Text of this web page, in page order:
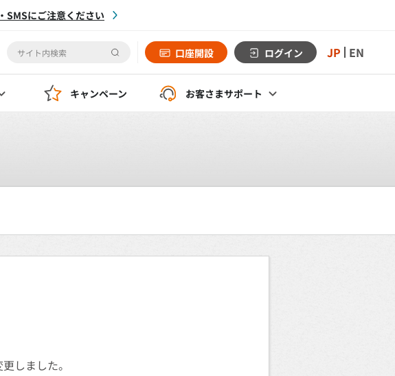
SMSにご注意ください
口座開設 ログイン JP EN
キャンペーン お客さまサポート
しました。